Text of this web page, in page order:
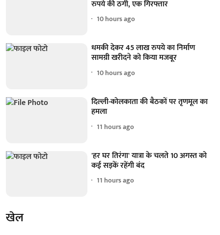
रुपये की ठगी, एक गिरफ्तार
10 hours ago
धमकी देकर 45 लाख रुपये का निर्माण
सामग्री खरीदने को किया मजबूर
10 hours ago
दिल्ली-कोलकाता की बैठकों पर तृणमूल का
हमला
11 hours ago
'हर घर तिरंगा' यात्रा के चलते 10 अगस्त को
कई सड़कें रहेंगी बंद
11 hours ago
खेल